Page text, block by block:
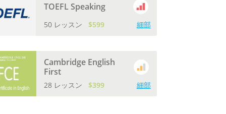
TOEFL Speaking
50 レッスン $599 細部
Cambridge English
First
28 レッスン $399 細部